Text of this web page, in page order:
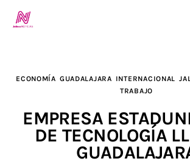
TV en Vivo
Jalisco Noticias
ECONOMÍA GUADALAJARA INTERNACIONAL
TRABAJO
EMPRESA
DE TECNOLOGÍA